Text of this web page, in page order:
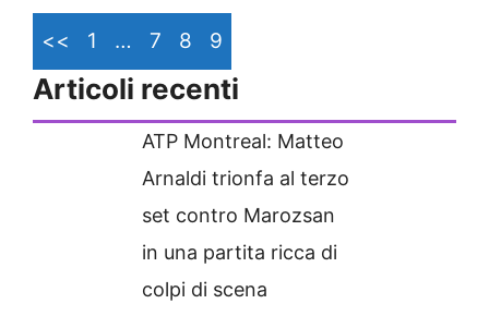
<< 1 … 7 8 9
Articoli recenti
ATP Montreal: Matteo
Arnaldi trionfa al terzo
set contro Marozsan
in una partita ricca di
colpi di scena